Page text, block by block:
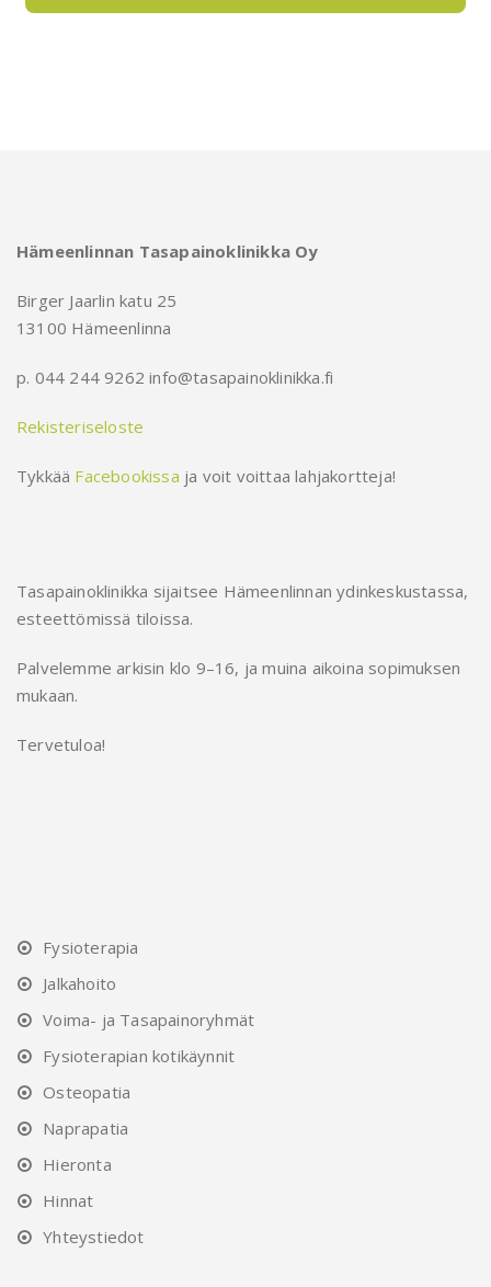
Hämeenlinnan Tasapainoklinikka Oy
Birger Jaarlin katu 25
13100 Hämeenlinna
p. 044 244 9262 info@tasapainoklinikka.fi
Rekisteriseloste
Tykkää Facebookissa ja voit voittaa lahjakortteja!
Tasapainoklinikka sijaitsee Hämeenlinnan ydinkeskustassa,
esteettömissä tiloissa.
Palvelemme arkisin klo 9–16, ja muina aikoina sopimuksen
mukaan.
Tervetuloa!
Fysioterapia
Jalkahoito
Voima- ja Tasapainoryhmät
Fysioterapian kotikäynnit
Osteopatia
Naprapatia
Hieronta
Hinnat
Yhteystiedot